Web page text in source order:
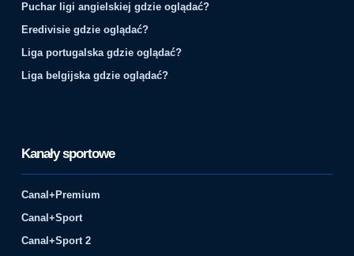
Puchar ligi angielskiej gdzie oglądać?
Eredivisie gdzie oglądać?
Liga portugalska gdzie oglądać?
Liga belgijska gdzie oglądać?
Kanały sportowe
Canal+Premium
Canal+Sport
Canal+Sport 2